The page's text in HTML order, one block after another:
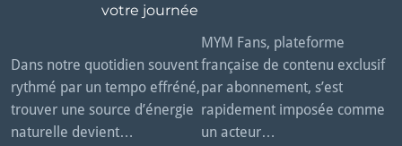
votre journée
Dans notre quotidien souvent
rythmé par un tempo effréné,
trouver une source d’énergie
naturelle devient…
MYM Fans, plateforme
française de contenu exclusif
par abonnement, s’est
rapidement imposée comme
un acteur…